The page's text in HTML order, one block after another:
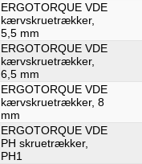
ERGOTORQUE VDE
kærvskruetrækker,
5,5 mm
ERGOTORQUE VDE
kærvskruetrækker,
6,5 mm
ERGOTORQUE VDE
kærvskruetrækker, 8
mm
ERGOTORQUE VDE
PH skruetrækker,
PH1